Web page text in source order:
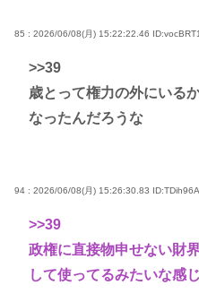
85 : 2026/06/08(月) 15:22:22.46
>>39
歳とって権力の外にいる
なったんだろうな
94 : 2026/06/08(月) 15:26:30.83
>>39
政権に直接物申せない財
して使ってるみたいな感